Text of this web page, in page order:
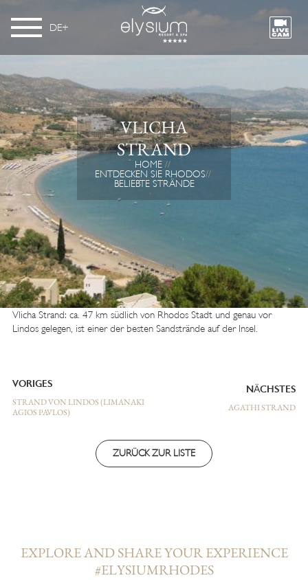
DE
VLICHA
STRAND
HOME
ENTDECKEN SIE RHODOS
BELIEBTE STRÄNDE
Vlicha Strand: ca. 47 km südlich von Rhodos Stadt und genau vor
Lindos gelegen, ist einer der besten Sandstrände auf der Insel.
VORIGES
STRAND VON LINDOS (LIMANAKI
AGIOS PAVLOS)
ZURÜCK ZUR LISTE
NÄCHSTES
AGATHI STRAND
EXPLORE AND SHARE YOUR EXPERIENCE
#ELYSIUMRHODES